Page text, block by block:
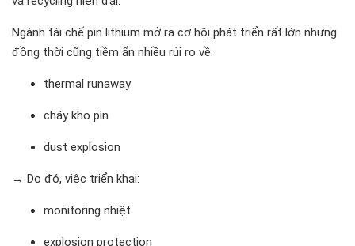
Ngành tái chế pin lithium mở ra cơ hội phát triển rất lớn nhưng
đồng thời cũng tiềm ẩn nhiều rủi ro về:
thermal runaway
cháy kho pin
dust explosion
→ Do đó, việc triển khai:
monitoring nhiệt
explosion protection